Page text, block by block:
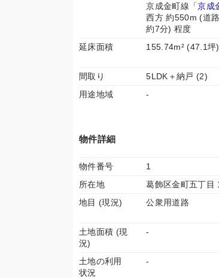
京成金町線「京成
西方 約550m (道
約7分) 程度
延床面積 155.74m² (47.1坪)
間取り 5LDK＋納戸 (2)
用途地域
-
物件詳細
物件番号 1
所在地
葛飾区金町五丁目
地目 (現況)
公衆用道路
土地面積 (現
況)
-
土地の利用
状況
-